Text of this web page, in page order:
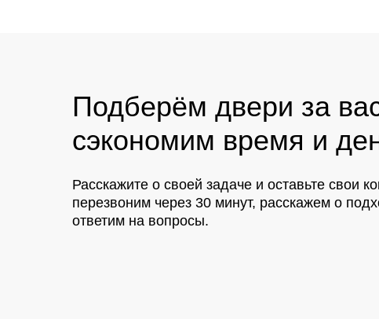
Расскажите о своей задаче и оставьте свои
перезвоним через 30 минут, расскажем о
ответим на вопросы.
Подберём двери за
сэкономим время и